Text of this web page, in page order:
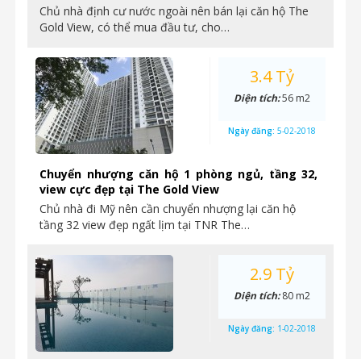
Chủ nhà định cư nước ngoài nên bán lại căn hộ The
Gold View, có thể mua đầu tư, cho…
Chuyển nhượng căn hộ 1 phòng ngủ, tầng 32,
view cực đẹp tại The Gold View
Chủ nhà đi Mỹ nên cần chuyển nhượng lại căn hộ
tầng 32 view đẹp ngất lịm tại TNR The…
3.4 Tỷ
Diện tích:56 m2
Ngày đăng: 5-02-2018
2.9 Tỷ
Diện tích:80 m2
Ngày đăng: 1-02-2018